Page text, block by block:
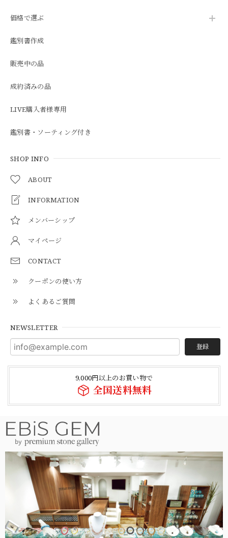
価格で選ぶ
鑑別書作成
販売中の品
成約済みの品
LIVE購入者様専用
鑑別書・ソーティング付き
SHOP INFO
ABOUT
INFORMATION
メンバーシップ
マイページ
CONTACT
クーポンの使い方
よくあるご質問
NEWSLETTER
登録
9,000円以上のお買い物で
全国送料無料